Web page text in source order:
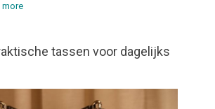
more
tassen voor dagelijks